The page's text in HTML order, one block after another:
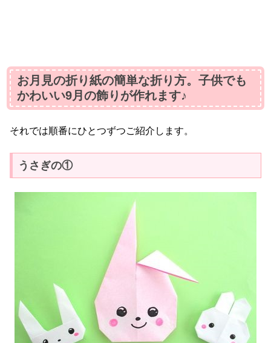
お月見の折り紙の簡単な折り方。子供でも
かわいい9月の飾りが作れます♪
それでは順番にひとつずつご紹介します。
うさぎの①